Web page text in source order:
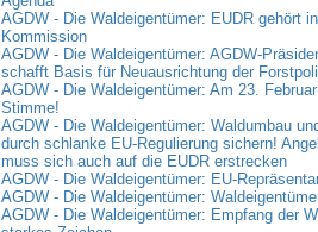
AGDW - Die Waldeigentümer: EUDR gehört
Kommission
AGDW - Die Waldeigentümer: AGDW-
schafft Basis für Neuausrichtung der
AGDW - Die Waldeigentümer: Am 23.
Stimme!
AGDW - Die Waldeigentümer: Waldumbau
durch schlanke EU-Regulierung sichern!
muss sich auch auf die EUDR erstrecken
AGDW - Die Waldeigentümer: EU-
AGDW - Die Waldeigentümer:
AGDW - Die Waldeigentümer: Empfang der